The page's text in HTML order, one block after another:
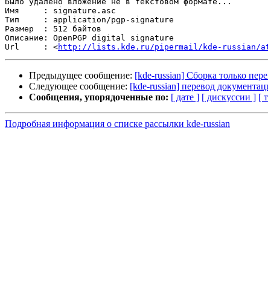
Имя     : signature.asc
Тип     : application/pgp-signature
Размер  : 512 байтов
Описание: OpenPGP digital signature
Url     : <http://lists.kde.ru/pipermail/kde-russian/
Предыдущее сообщение: [kde-russian] Сборка только
Следующее сообщение: [kde-russian] перевод
Сообщения, упорядоченные по: [ дате ] [ дискуссии ] [
Подробная информация о списке рассылки kde-russian